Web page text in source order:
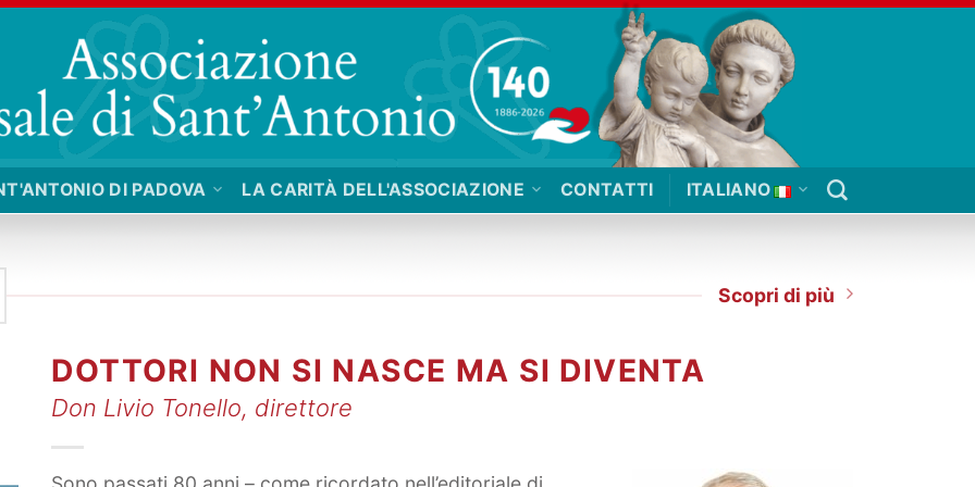
DI PADOVA LA CARITÀ DELL'ASSOCIAZIONE CONTATTI ITALIANO
Scopri di più
DOTTORI NON SI NASCE MA SI DIVENTA
Don Livio Tonello, direttore